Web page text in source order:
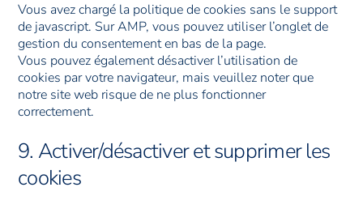
Vous avez chargé la politique de cookies sans le support
de javascript. Sur AMP, vous pouvez utiliser l’onglet de
gestion du consentement en bas de la page.
Vous pouvez également désactiver l’utilisation de
cookies par votre navigateur, mais veuillez noter que
notre site web risque de ne plus fonctionner
correctement.
9. Activer/désactiver et supprimer les
cookies